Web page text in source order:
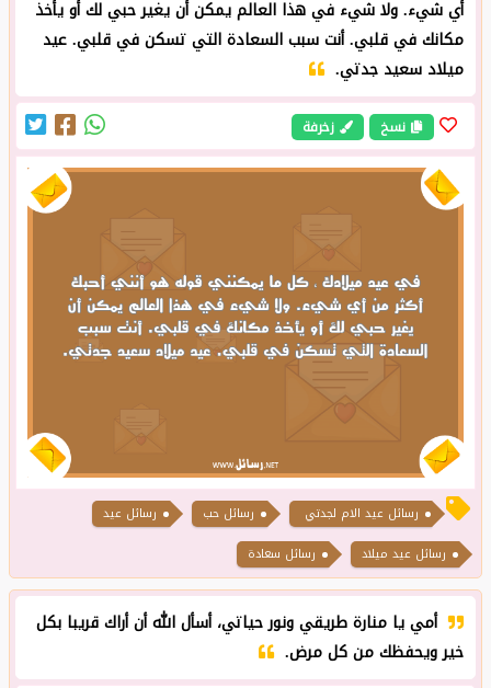
أي شيء. ولا شيء في هذا العالم يمكن أن يغير حبي لك أو يأخذ
مكانك في قلبي. أنت سبب السعادة التي تسكن في قلبي. عيد
ميلاد سعيد جدتي.
نسخ زخرفة
رسائل عيد الام لجدتي رسائل حب
رسائل عيد
رسائل عيد ميلاد
رسائل سعادة
أمي يا منارة طريقي ونور حياتي، أسأل الله أن أراك قريبا بكل
خير ويحفظك من كل مرض.